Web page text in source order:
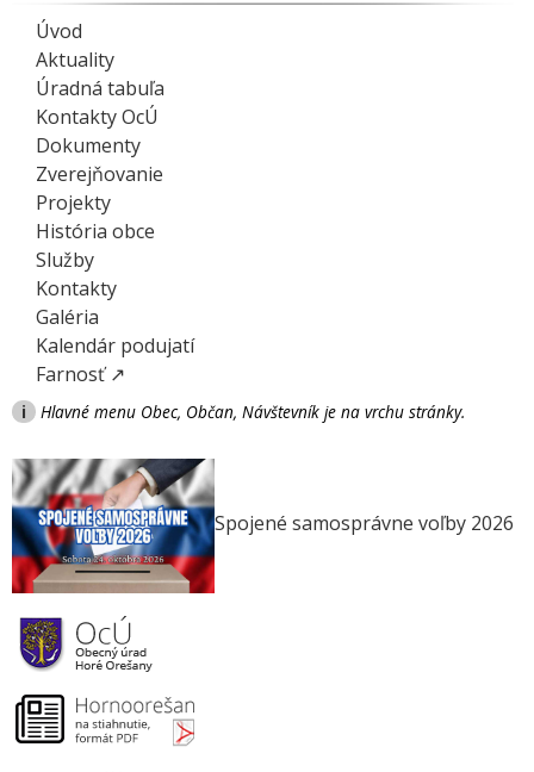
Úvod
Aktuality
Úradná tabuľa
Kontakty OcÚ
Dokumenty
Zverejňovanie
Projekty
História obce
Služby
Kontakty
Galéria
Kalendár podujatí
Farnosť ↗
i Hlavné menu Obec, Občan, Návštevník je na vrchu stránky.
Spojené samosprávne voľby 2026